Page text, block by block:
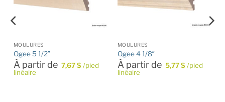
MOULURES
Ogee 5 1/2″
À partir de 7,67$ /pied
linéaire
MOULURES
Ogee 4 1/8″
À partir de 5,77$ /pied
linéaire